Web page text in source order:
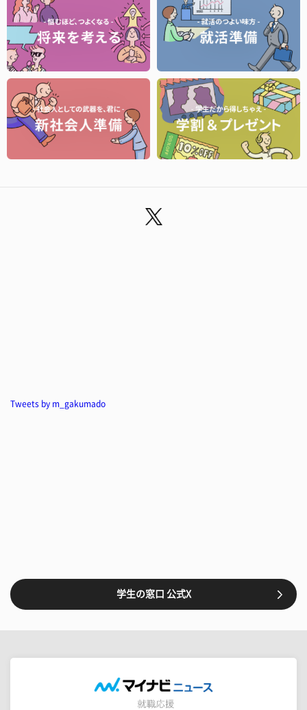
Tweets by m_gakumado
学生の窓口 公式X